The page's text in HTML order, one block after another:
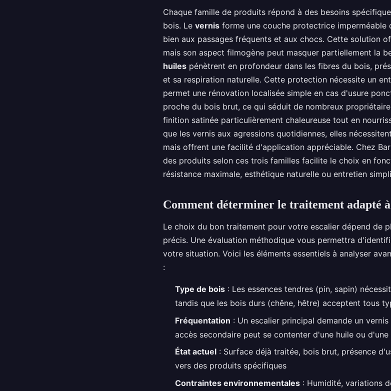
Chaque famille de produits répond à des besoins
bois. Le vernis forme une couche protectrice imperméable
bien aux passages fréquents et aux chocs. Cette solution
mais son aspect filmogène peut masquer partiellement la
huiles pénètrent en profondeur dans les fibres du bois,
et sa respiration naturelle. Cette protection nécessite un
permet une rénovation localisée simple en cas d'usure
proche du bois brut, ce qui séduit de nombreux
finition satinée particulièrement chaleureuse tout en
que les vernis aux agressions quotidiennes, elles
mais offrent une facilité d'application appréciable. Chez
des produits selon ces trois familles facilite le choix en
résistance maximale, esthétique naturelle ou entretien
Comment déterminer le traitement adapté
Le choix du bon traitement pour votre escalier dépend de
précis. Une évaluation méthodique vous permettra
votre situation. Voici les éléments essentiels à analyser
:
Type de bois : Les essences tendres (pin, sapin)
tandis que les bois durs (chêne, hêtre) acceptent tous
Fréquentation : Un escalier principal demande un
accès secondaire peut se contenter d'une huile ou d'une
État actuel : Surface déjà traitée, bois brut, présence
vers des produits spécifiques
Contraintes environnementales : Humidité, variations